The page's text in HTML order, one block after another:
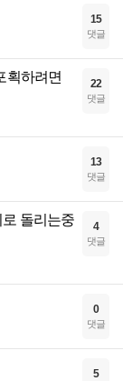
15
댓글
획하려면
22
댓글
13
댓글
돌리는중 4
댓글
0
댓글
5